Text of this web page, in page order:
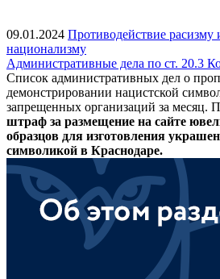
09.01.2024 Противодействие расизму
национализму
Административные дела по ст. 20.3
Список административных дел о
демонстрировании нацистской
запрещенных организаций за месяц.
штраф за размещение на сайте
образцов для изготовления
символикой в Краснодаре.